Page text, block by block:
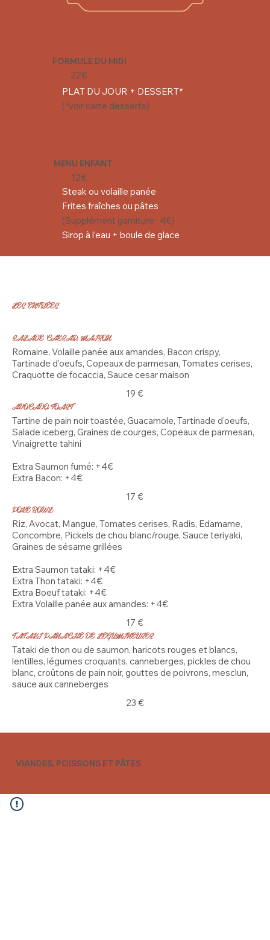
FORMULE DU MIDI
22€
PLAT DU JOUR + DESSERT*
(*voir carte desserts)
MENU ENFANT
12€
Steak ou volaille panée
Frites fraîches ou pâtes
(Supplément garniture : 4€)
Sirop à l’eau + boule de glace
LES ENTRÉES
SALADE CAESAR MAISON
Romaine, Volaille panée aux amandes, Bacon crispy,
Tartinade d'oeufs, Copeaux de parmesan, Tomates cerises,
Craquotte de focaccia, Sauce cesar maison
19 €
AVOCADO TOAST
Tartine de pain noir toastée, Guacamole, Tartinade d'oeufs,
Salade iceberg, Graines de courges, Copeaux de parmesan,
Vinaigrette tahini
Extra Saumon fumé: +4€
Extra Bacon: +4€
17 €
POKE BOWL
Riz, Avocat, Mangue, Tomates cerises, Radis, Edamame,
Concombre, Pickels de chou blanc/rouge, Sauce teriyaki,
Graines de sésame grillées
Extra Saumon tataki: +4€
Extra Thon tataki: +4€
Extra Boeuf tataki: +4€
Extra Volaille panée aux amandes: +4€
17 €
TATAKI PANACHÉ DE LÉGUMINEUSES
Tataki de thon ou de saumon, haricots rouges et blancs,
lentilles, légumes croquants, canneberges, pickles de chou
blanc, croûtons de pain noir, gouttes de poivrons, mesclun,
sauce aux canneberges
23 €
VIANDES, POISSONS ET PÂTES